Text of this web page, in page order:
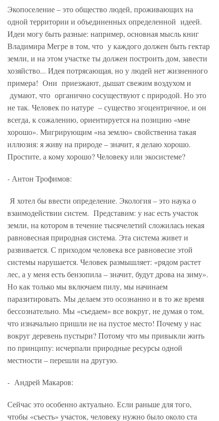
Экопоселение – это общество людей, проживающих на
одной территории и объединенных определенной идеей.
Идеи могу быть разные: например, основная мысль книг
Владимира Мегре в том, что у каждого должен быть гектар
земли, и на этом участке ты должен построить дом, завести
хозяйство... Идея потрясающая, но у людей нет жизненного
примера! Они приезжают, дышат свежим воздухом и
думают, что органично сосуществуют с природой. Но это
не так. Человек по натуре – существо эгоцентричное, и он
всегда, к сожалению, ориентируется на позицию «мне
хорошо». Мигрирующим «на землю» свойственна такая
иллюзия: я живу на природе – значит, я делаю хорошо.
Простите, а кому хорошо? Человеку или экосистеме?
- Антон Трофимов:
Я хотел бы ввести определение. Экология – это наука о
взаимодействии систем. Представим: у нас есть участок
земли, на котором в течение тысячелетий сложилась некая
равновесная природная система. Эта система живет и
развивается. С приходом человека все равновесие этой
системы нарушается. Человек размышляет: «рядом растет
лес, а у меня есть бензопила – значит, будут дрова на зиму».
Но как только мы включаем пилу, мы начинаем
паразитировать. Мы делаем это осознанно и в то же время
бессознательно. Мы «съедаем» все вокруг, не думая о том,
что изначально пришли не на пустое место! Почему у нас
вокруг деревень пустыри? Потому что мы привыкли жить
по принципу: исчерпали природные ресурсы одной
местности – перешли на другую.
- Андрей Макаров:
Сейчас это особенно актуально. Если раньше для того,
чтобы «съесть» участок, человеку нужно было около ста